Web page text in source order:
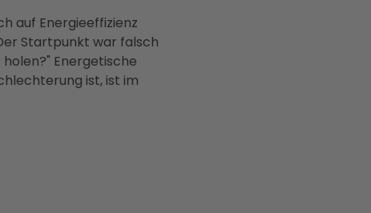
auf Energieeffizienz
Startpunkt war falsch
Energetische
ist, ist im